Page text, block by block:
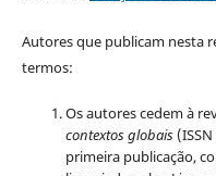
Autores que publicam nesta
termos:
Os autores cedem à
contextos globais(ISSN
primeira publicação,